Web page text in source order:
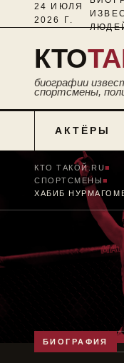
24 ИЮЛЯ
2026 Г.
КТО
биографии
спортсмены,
АКТЁРЫ
КТО ТАКОЙ.RU■
СПОРТСМЕНЫ■
ХАБИБ
БИОГРАФИЯ